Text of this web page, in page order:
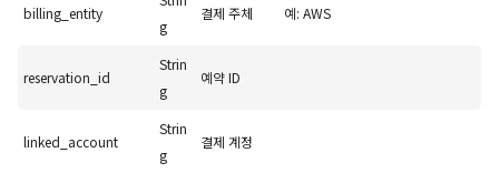
billing_entity
g
결제 주체 예: AWS
reservation_id
Strin
g
예약 ID
linked_account
Strin
g
결제 계정